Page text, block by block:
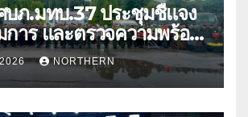
ภ.มทบ.37 ประชุมชี้แจง
การ และตรวจความพร้อม
รเทาสาธารณภัย
NORTHERN